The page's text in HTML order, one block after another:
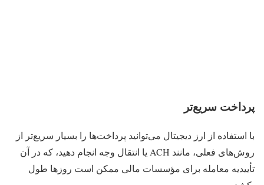
پرداخت سریع‌تر
با استفاده از ارز دیجیتال می‌توانید پرداخت‌ها را بسیار سریع‌تر از
روش‌های فعلی، مانند ACH یا انتقال وجه انجام دهید، که در آن
تأییدیه معامله برای مؤسسات مالی ممکن است روزها طول